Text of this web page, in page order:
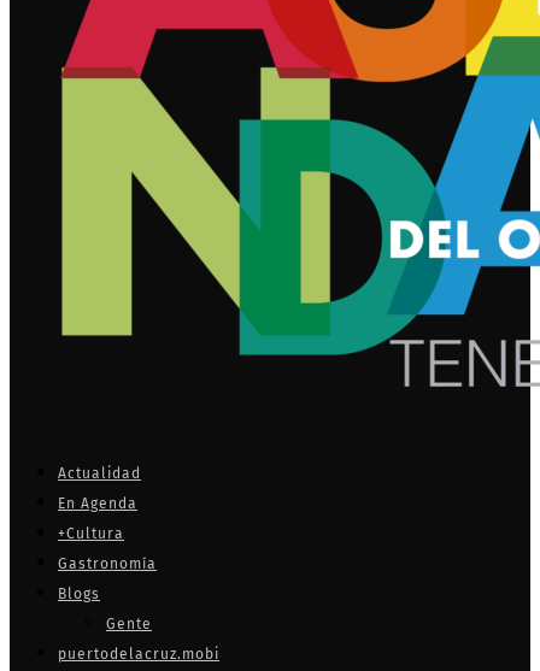
Actualidad
En Agenda
+Cultura
Gastronomía
Blogs
Gente
puertodelacruz.mobi